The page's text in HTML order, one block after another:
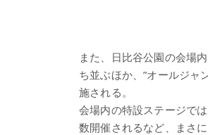
また、日比谷公園の会場
ち並ぶほか、”オールジャ
施される。
会場内の特設ステージで
数開催されるなど、まさ